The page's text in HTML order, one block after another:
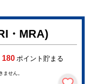
・MRA)
180ポイント貯まる
せん。